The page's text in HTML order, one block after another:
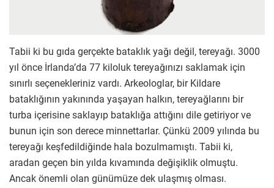
Tabii ki bu gıda gerçekte bataklık yağı değil, tereyağı. 3000
yıl önce İrlanda’da 77 kiloluk tereyağınızı saklamak için
sınırlı seçenekleriniz vardı. Arkeologlar, bir Kildare
bataklığının yakınında yaşayan halkın, tereyağlarını bir
turba içerisine saklayıp bataklığa attığını dile getiriyor ve
bunun için son derece minnettarlar. Çünkü 2009 yılında bu
tereyağı keşfedildiğinde hala bozulmamıştı. Tabii ki,
aradan geçen bin yılda kıvamında değişiklik olmuştu.
Ancak önemli olan günümüze dek ulaşmış olması.